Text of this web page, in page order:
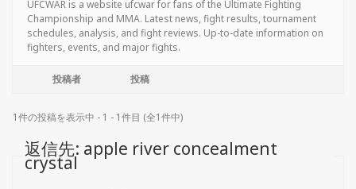
UFCWAR is a website ufcwar for fans of the Ultimate Fighting
Championship and MMA. Latest news, fight results, tournament
schedules, analysis, and fight reviews. Up-to-date information on
fighters, events, and major fights.
投稿者 投稿
1件の投稿を表示中 - 1 - 1件目 (全1件中)
返信先: apple river concealment
crystal